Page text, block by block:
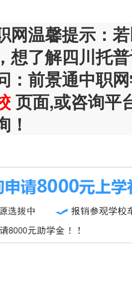
网温馨提示：
想了解四川托
：前景通中职
页面,或咨询平
！